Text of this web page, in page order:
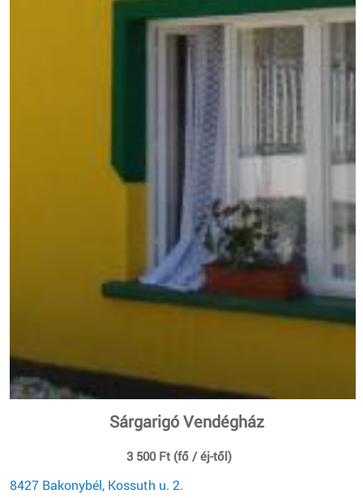
Sárgarigó Vendégház
3 500 Ft (fő / éj-től)
8427 Bakonybél, Kossuth u. 2.